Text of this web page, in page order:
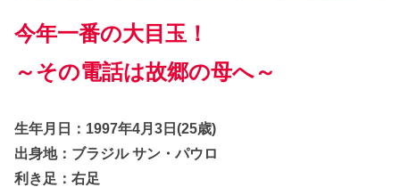
今年一番の大目玉！
～その電話は故郷の母へ～
生年月日：1997年4月3日(25歳)
出身地：ブラジル サン・パウロ
利き足：右足